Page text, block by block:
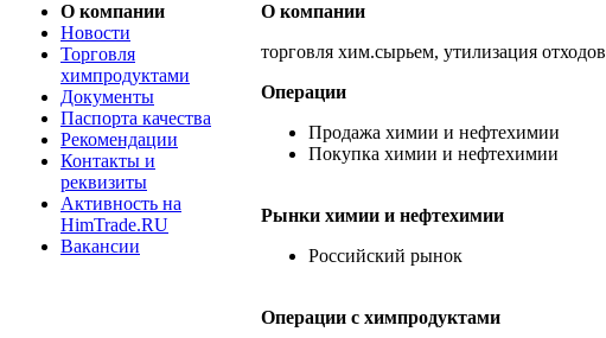
О компании
Новости
Торговля
химпродуктами
Документы
Паспорта качества
Рекомендации
Контакты и
реквизиты
Активность на
HimTrade.RU
Вакансии
О компании
торговля хим.сырьем, утилизация отходов
Операции
Продажа химии и нефтехимии
Покупка химии и нефтехимии
Рынки химии и нефтехимии
Российский рынок
Операции c химпродуктами